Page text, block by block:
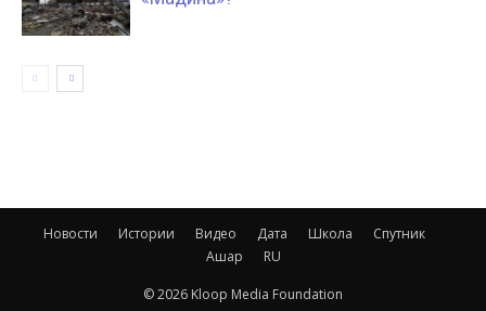
Новости Истории Видео Дата Школа
Спутник
Ашар
RU
© 2026 Kloop Media Foundation